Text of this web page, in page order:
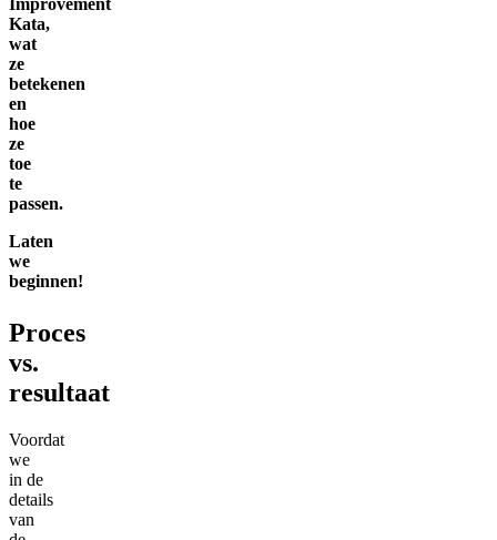
Kata,
wat
ze
betekenen
en
hoe
ze
toe
te
passen.
Laten
we
beginnen!
Proces
vs.
resultaat
Voordat
we
in de
details
van